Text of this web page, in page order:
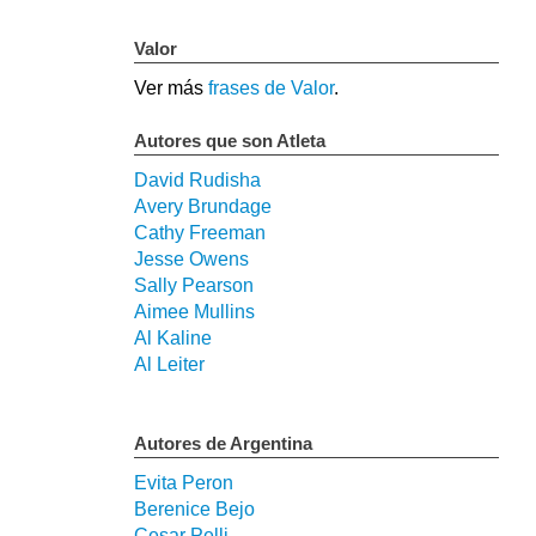
Valor
Ver más frases de Valor.
Autores que son Atleta
David Rudisha
Avery Brundage
Cathy Freeman
Jesse Owens
Sally Pearson
Aimee Mullins
Al Kaline
Al Leiter
Autores de Argentina
Evita Peron
Berenice Bejo